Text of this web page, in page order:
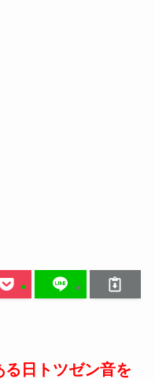
日トツゼン音を